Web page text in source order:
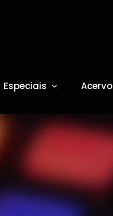
Especiais Acervo